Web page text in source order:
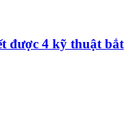
được 4 kỹ thuật bắt